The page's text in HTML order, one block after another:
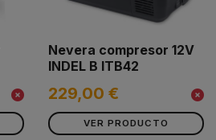
Nevera compresor 12V
INDEL B ITB42
229,00 €
VER PRODUCTO